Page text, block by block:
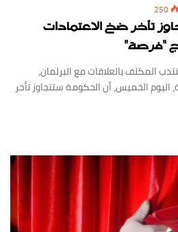
250
تأخر ضخ الاعتمادات
“فرصة”
المكلف بالعلاقات مع البرلمان،
الخميس، أن الحكومة ستتجاوز تأخر